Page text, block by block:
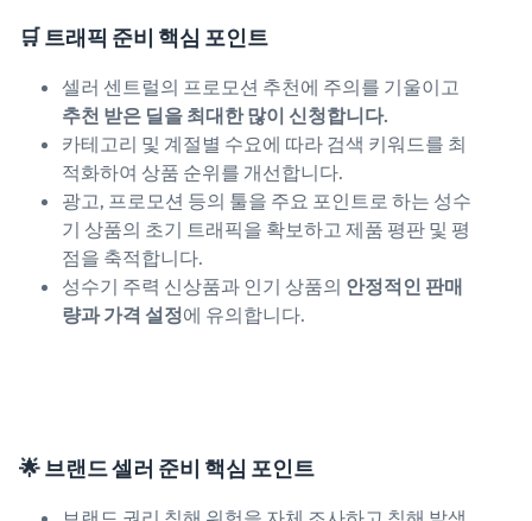
🛒 트래픽 준비 핵심 포인트
셀러 센트럴의 프로모션 추천에 주의를 기울이고
추천 받은 딜을 최대한 많이 신청합니다.
카테고리 및 계절별 수요에 따라 검색 키워드를 최
적화하여 상품 순위를 개선합니다.
광고, 프로모션 등의 툴을 주요 포인트로 하는 성수
기 상품의 초기 트래픽을 확보하고 제품 평판 및 평
점을 축적합니다.
성수기 주력 신상품과 인기 상품의 안정적인 판매
량과 가격 설정에 유의합니다.
🌟 브랜드 셀러 준비 핵심 포인트